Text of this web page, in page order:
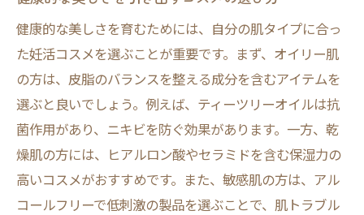
健康的な美しさを育むためには、自分の肌タイプに合っ
た妊活コスメを選ぶことが重要です。まず、オイリー肌
の方は、皮脂のバランスを整える成分を含むアイテムを
選ぶと良いでしょう。例えば、ティーツリーオイルは抗
菌作用があり、ニキビを防ぐ効果があります。一方、乾
燥肌の方には、ヒアルロン酸やセラミドを含む保湿力の
高いコスメがおすすめです。また、敏感肌の方は、アル
コールフリーで低刺激の製品を選ぶことで、肌トラブル